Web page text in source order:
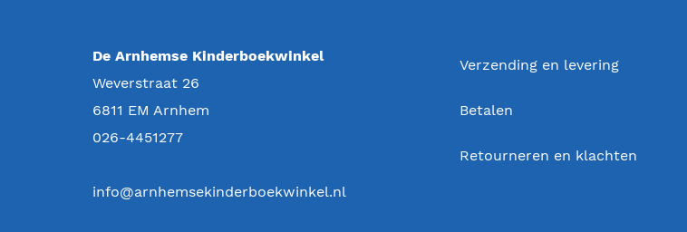
De Arnhemse Kinderboekwinkel
Weverstraat 26
6811 EM Arnhem
026-4451277
info@arnhemsekinderboekwinkel.nl
Verzending en levering
Betalen
Retourneren en klachten